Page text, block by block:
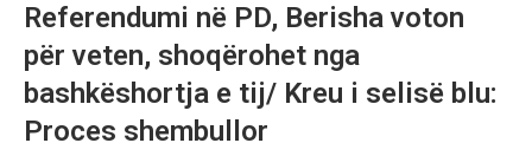
Referendumi në PD, Berisha voton
për veten, shoqërohet nga
bashkëshortja e tij/ Kreu i selisë blu:
Proces shembullor